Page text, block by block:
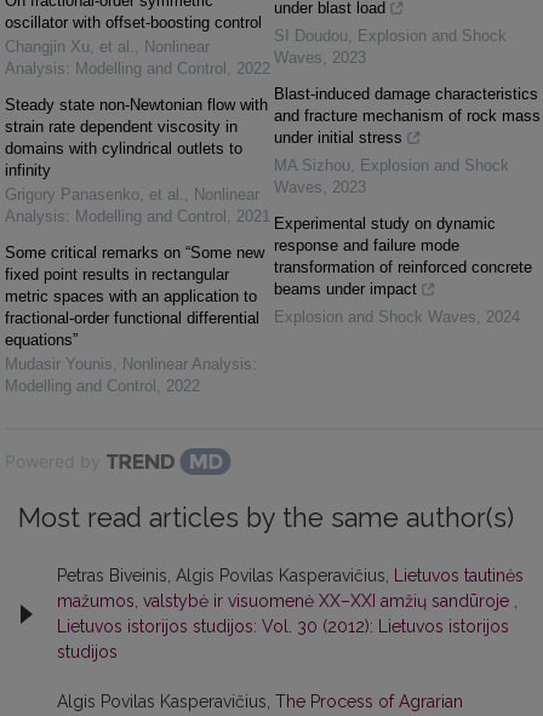
oscillator with offset-boosting control
Changjin Xu, et al. , Nonlinear
Analysis: Modelling and Control , 2022
Steady state non-Newtonian flow with
strain rate dependent viscosity in
domains with cylindrical outlets to
infinity
Grigory Panasenko, et al. , Nonlinear
Analysis: Modelling and Control , 2021
Some critical remarks on “Some new
fixed point results in rectangular
metric spaces with an application to
fractional-order functional differential
equations”
Mudasir Younis, Nonlinear Analysis:
Modelling and Control , 2022
under blast load
SI Doudou, Explosion and Shock
Waves, 2023
Blast-induced damage characteristics
and fracture mechanism of rock mass
under initial stress
MA Sizhou, Explosion and Shock
Waves, 2023
Experimental study on dynamic
response and failure mode
transformation of reinforced concrete
beams under impact
Explosion and Shock Waves, 2024
Powered by
Most read articles by the same author(s)
Petras Biveinis, Algis Povilas Kasperavičius,
Lietuvos tautinės
mažumos, valstybė ir visuomenė XX–XXI amžių sandūroje
Lietuvos istorijos studijos: Vol. 30 (2012): Lietuvos istorijos
studijos
Algis Povilas Kasperavičius, The Process of Agrarian